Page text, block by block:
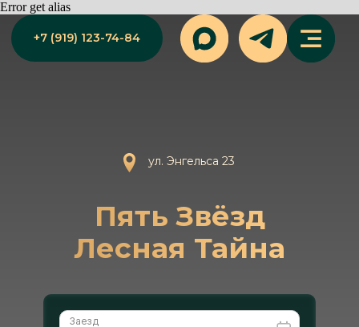
Error get alias
Пять Звёзд
Лесная Тайна
ул. Энгельса 23